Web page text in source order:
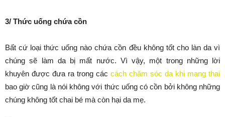
3/ Thức uống chứa cồn
Bất cứ loại thức uống nào chứa cồn đều không tốt cho làn da vì
chúng sẽ làm da bị mất nước. Vì vậy, một trong những lời
khuyên được đưa ra trong các cách chăm sóc da khi mang thai
bao giờ cũng là nói không với thức uống có cồn bởi không những
chúng không tốt chai bé mà còn hại da mẹ.